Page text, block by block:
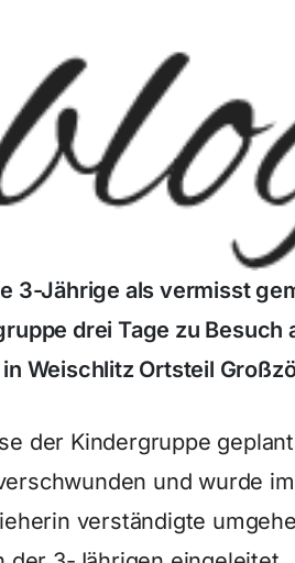
3-Jährige als vermisst
drei Tage zu Besuch
Weischlitz Ortsteil
der Kindergruppe
und wurde im
verständigte